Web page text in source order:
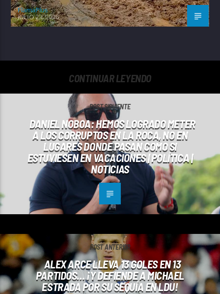
FlamaPlus
JULIO 23, 2026
CONTINUAR LEYENDO
POST SIGUIENTE
DANIEL NOBOA: HEMOS LOGRADO METER
A LOS CORRUPTOS EN LA ROCA, NO EN
LUGARES DONDE PASAN COMO SI
ESTUVIESEN EN VACACIONES | POLÍTICA |
NOTICIAS
POST ANTERIOR
ALEX ARCE LLEVA 13 GOLES EN 13
PARTIDOS… ¡Y DEFIENDE A MICHAEL
ESTRADA POR SU SEQUÍA EN LDU!